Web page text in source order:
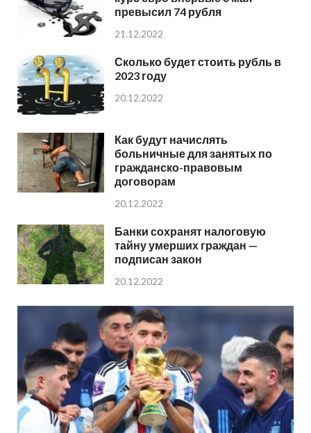
превысил 74 рубля
21.12.2022
Сколько будет стоить рубль в
2023 году
20.12.2022
Как будут начислять
больничные для занятых по
гражданско-правовым
договорам
20.12.2022
Банки сохранят налоговую
тайну умерших граждан —
подписан закон
20.12.2022